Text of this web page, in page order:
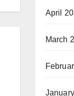
April
March